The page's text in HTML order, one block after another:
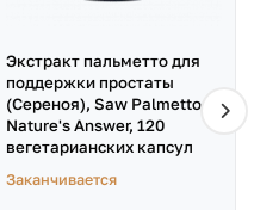
Экстракт пальметто для
поддержки простаты
(Сереноя), Saw Palmetto,
Nature's Answer, 120
вегетарианских капсул
Заканчивается